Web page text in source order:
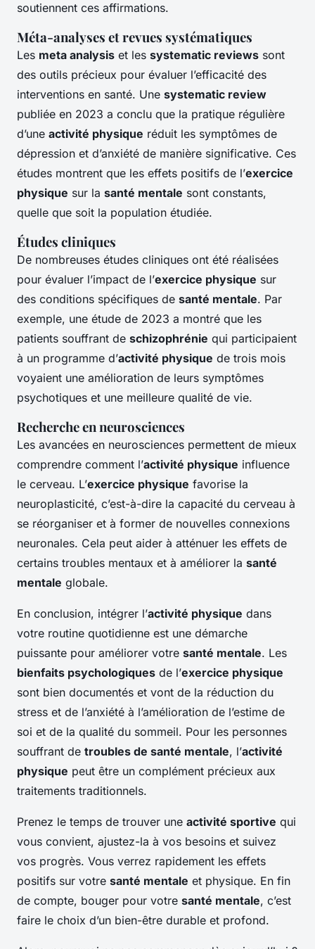
soutiennent ces affirmations.
Méta-analyses et revues systématiques
Les meta analysis et les systematic reviews sont
des outils précieux pour évaluer l’efficacité des
interventions en santé. Une systematic review
publiée en 2023 a conclu que la pratique régulière
d’une activité physique réduit les symptômes de
dépression et d’anxiété de manière significative. Ces
études montrent que les effets positifs de l’exercice
physique sur la santé mentale sont constants,
quelle que soit la population étudiée.
Études cliniques
De nombreuses études cliniques ont été réalisées
pour évaluer l’impact de l’exercice physique sur
des conditions spécifiques de santé mentale. Par
exemple, une étude de 2023 a montré que les
patients souffrant de schizophrénie qui participaient
à un programme d’activité physique de trois mois
voyaient une amélioration de leurs symptômes
psychotiques et une meilleure qualité de vie.
Recherche en neurosciences
Les avancées en neurosciences permettent de mieux
comprendre comment l’activité physique influence
le cerveau. L’exercice physique favorise la
neuroplasticité, c’est-à-dire la capacité du cerveau à
se réorganiser et à former de nouvelles connexions
neuronales. Cela peut aider à atténuer les effets de
certains troubles mentaux et à améliorer la santé
mentale globale.
En conclusion, intégrer l’activité physique dans
votre routine quotidienne est une démarche
puissante pour améliorer votre santé mentale. Les
bienfaits psychologiques de l’exercice physique
sont bien documentés et vont de la réduction du
stress et de l’anxiété à l’amélioration de l’estime de
soi et de la qualité du sommeil. Pour les personnes
souffrant de troubles de santé mentale, l’activité
physique peut être un complément précieux aux
traitements traditionnels.
Prenez le temps de trouver une activité sportive qui
vous convient, ajustez-la à vos besoins et suivez
vos progrès. Vous verrez rapidement les effets
positifs sur votre santé mentale et physique. En fin
de compte, bouger pour votre santé mentale, c’est
faire le choix d’un bien-être durable et profond.